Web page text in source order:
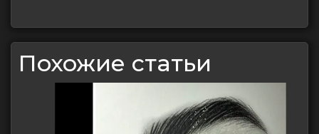
Похожие статьи